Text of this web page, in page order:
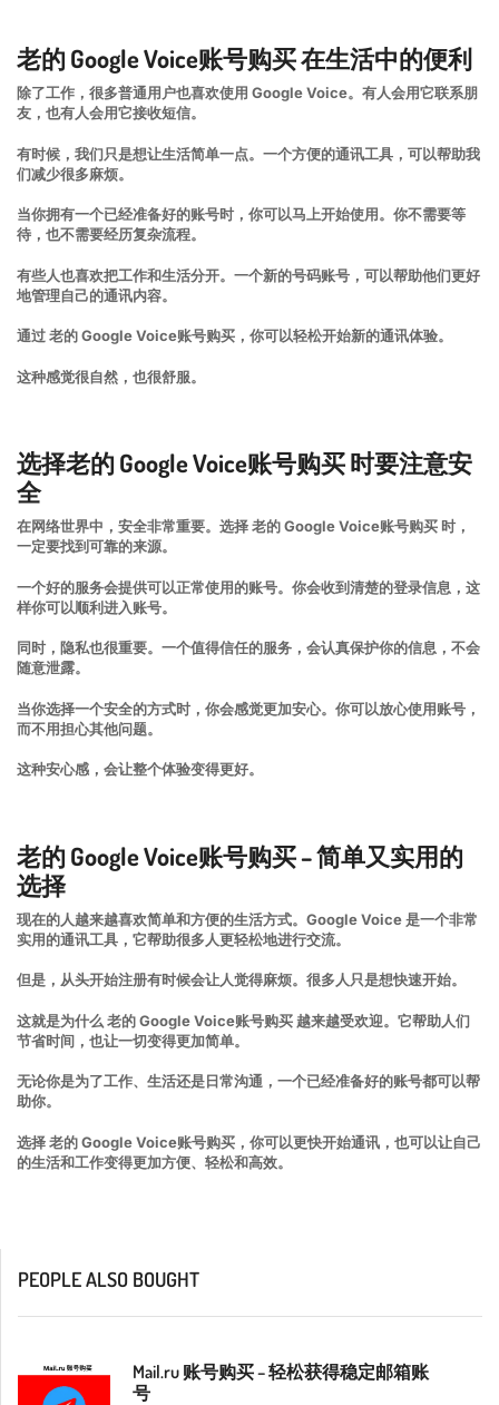
老的 Google Voice账号购买 在生活中的便利
除了工作，很多普通用户也喜欢使用 Google Voice。有人会用它联系朋
友，也有人会用它接收短信。
有时候，我们只是想让生活简单一点。一个方便的通讯工具，可以帮助我
们减少很多麻烦。
当你拥有一个已经准备好的账号时，你可以马上开始使用。你不需要等
待，也不需要经历复杂流程。
有些人也喜欢把工作和生活分开。一个新的号码账号，可以帮助他们更好
地管理自己的通讯内容。
通过 老的 Google Voice账号购买，你可以轻松开始新的通讯体验。
这种感觉很自然，也很舒服。
选择老的 Google Voice账号购买 时要注意安
全
在网络世界中，安全非常重要。选择 老的 Google Voice账号购买 时，
一定要找到可靠的来源。
一个好的服务会提供可以正常使用的账号。你会收到清楚的登录信息，这
样你可以顺利进入账号。
同时，隐私也很重要。一个值得信任的服务，会认真保护你的信息，不会
随意泄露。
当你选择一个安全的方式时，你会感觉更加安心。你可以放心使用账号，
而不用担心其他问题。
这种安心感，会让整个体验变得更好。
老的 Google Voice账号购买 – 简单又实用的
选择
现在的人越来越喜欢简单和方便的生活方式。Google Voice 是一个非常
实用的通讯工具，它帮助很多人更轻松地进行交流。
但是，从头开始注册有时候会让人觉得麻烦。很多人只是想快速开始。
这就是为什么 老的 Google Voice账号购买 越来越受欢迎。它帮助人们
节省时间，也让一切变得更加简单。
无论你是为了工作、生活还是日常沟通，一个已经准备好的账号都可以帮
助你。
选择 老的 Google Voice账号购买，你可以更快开始通讯，也可以让自己
的生活和工作变得更加方便、轻松和高效。
PEOPLE ALSO BOUGHT
Mail.ru 账号购买 – 轻松获得稳定邮箱账
号